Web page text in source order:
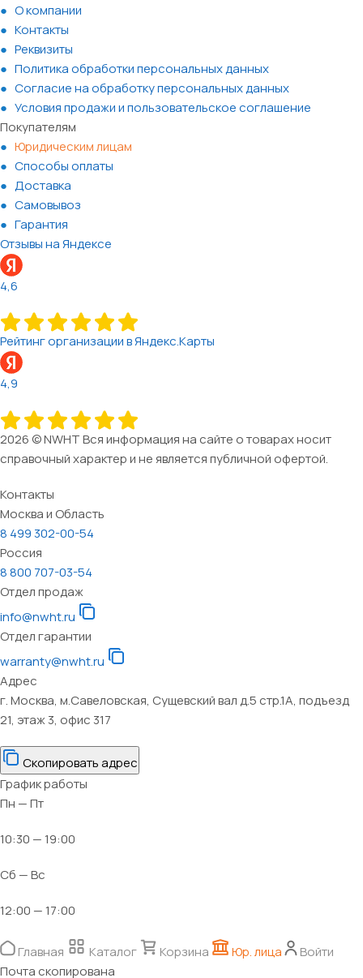
О компании
Контакты
Реквизиты
Политика обработки персональных данных
Согласие на обработку персональных данных
Условия продажи и пользовательское соглашение
Покупателям
Юридическим лицам
Способы оплаты
Доставка
Самовывоз
Гарантия
Отзывы на Яндексе
4,6
Рейтинг организации в Яндекс.Карты
4,9
2026 © NWHT Вся информация на сайте о товарах носит
справочный характер и не является публичной офертой.
Контакты
Москва и Область
8 499 302-00-54
Россия
8 800 707-03-54
Отдел продаж
info@nwht.ru
Отдел гарантии
warranty@nwht.ru
Адрес
г. Москва, м.Савеловская, Сущевский вал д.5 стр.1А, подъезд
21, этаж 3, офис 317
Скопировать адрес
График работы
Пн — Пт
10:30 — 19:00
Сб — Вс
12:00 — 17:00
Главная Каталог Корзина Юр. лица
Войти
Почта скопирована